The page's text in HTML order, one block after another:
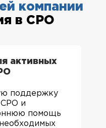
компании
в СРО
активных
поддержку
СРО и
помощь